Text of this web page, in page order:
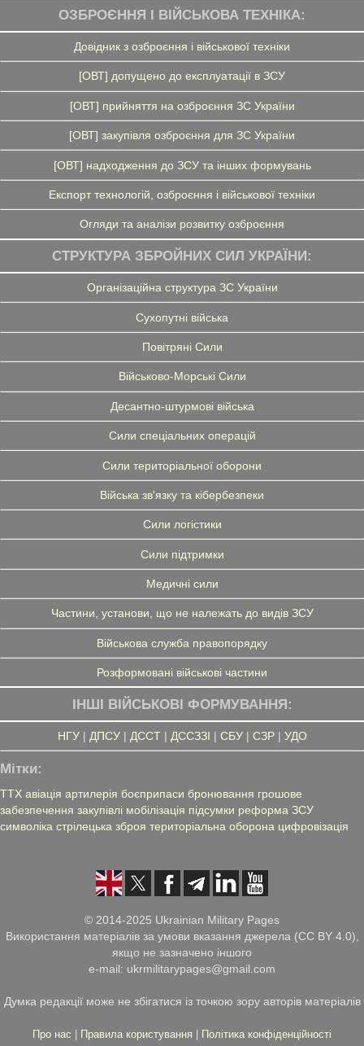
ОЗБРОЄННЯ І ВІЙСЬКОВА ТЕХНІКА:
Довідник з озброєння і військової техніки
[ОВТ] допущено до експлуатації в ЗСУ
[ОВТ] прийняття на озброєння ЗС України
[ОВТ] закупівля озброєння для ЗС України
[ОВТ] надходження до ЗСУ та інших формувань
Експорт технологій, озброєння і військової техніки
Огляди та аналізи розвитку озброєння
СТРУКТУРА ЗБРОЙНИХ СИЛ УКРАЇНИ:
Організаційна структура ЗС України
Сухопутні війська
Повітряні Сили
Військово-Морські Сили
Десантно-штурмові війська
Сили спеціальних операцій
Сили територіальної оборони
Війська зв'язку та кібербезпеки
Сили логістики
Сили підтримки
Медичні сили
Частини, установи, що не належать до видів ЗСУ
Військова служба правопорядку
Розформовані військові частини
ІНШІ ВІЙСЬКОВІ ФОРМУВАННЯ:
НГУ| ДПСУ| ДССТ| ДССЗЗІ | СБУ| СЗР| УДО
Мітки:
ТТХ авіація артилерія боєприпаси бронювання грошове
забезпечення закупівлі мобілізація підсумки реформа ЗСУ
символіка стрілецька зброя територіальна оборона цифровізація
© 2014-2025 Ukrainian Military Pages
Використання матеріалів за умови вказання джерела (CC BY 4.0),
якщо не зазначено іншого
e-mail: ukrmilitarypages@gmail.com
Думка редакції може не збігатися із точкою зору авторів матеріалів
Про нас Правила користування Політика конфіденційності